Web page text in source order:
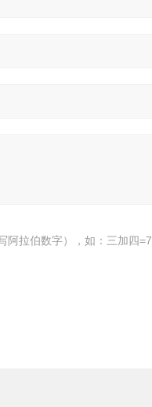
阿拉伯数字），如：三加四=7